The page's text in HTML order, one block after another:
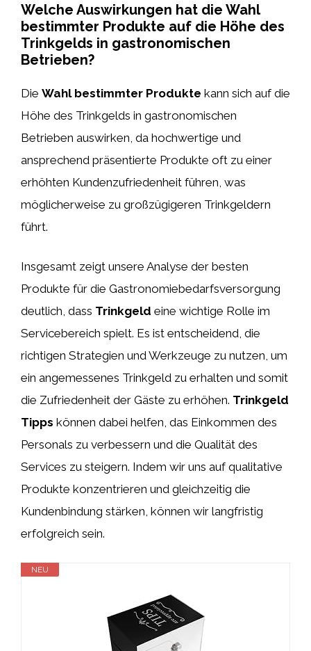
Welche Auswirkungen hat die Wahl
bestimmter Produkte auf die Höhe des
Trinkgelds in gastronomischen
Betrieben?
Die Wahl bestimmter Produkte kann sich auf die
Höhe des Trinkgelds in gastronomischen
Betrieben auswirken, da hochwertige und
ansprechend präsentierte Produkte oft zu einer
erhöhten Kundenzufriedenheit führen, was
möglicherweise zu großzügigeren Trinkgeldern
führt.
Insgesamt zeigt unsere Analyse der besten
Produkte für die Gastronomiebedarfsversorgung
deutlich, dass Trinkgeld eine wichtige Rolle im
Servicebereich spielt. Es ist entscheidend, die
richtigen Strategien und Werkzeuge zu nutzen, um
ein angemessenes Trinkgeld zu erhalten und somit
die Zufriedenheit der Gäste zu erhöhen. Trinkgeld
Tipps können dabei helfen, das Einkommen des
Personals zu verbessern und die Qualität des
Services zu steigern. Indem wir uns auf qualitative
Produkte konzentrieren und gleichzeitig die
Kundenbindung stärken, können wir langfristig
erfolgreich sein.
NEU